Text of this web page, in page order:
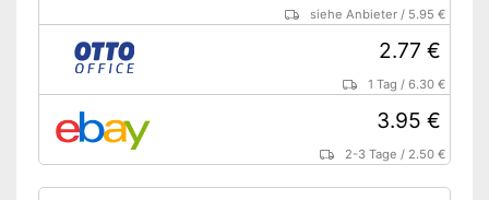
siehe Anbieter / 5.95 €
2.77 €
1 Tag /6.30 €
3.95 €
2-3 Tage / 2.50 €